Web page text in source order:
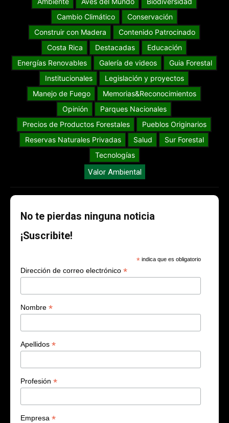
Cambio Climático
Conservación
Construir con Madera
Contenido Patrocinado
Costa Rica
Destacadas
Educación
Energías Renovables
Galería de videos
Guia Forestal
Institucionales
Legislación y proyectos
Manejo de Fuego
Memorias&Reconocimientos
Opinión
Parques Nacionales
Precios de Productos Forestales
Pueblos Originarios
Reservas Naturales Privadas
Salud
Sur Forestal
Tecnologías
Valor Ambiental
No te pierdas ninguna noticia
¡Suscribite!
* indica que es obligatorio
Dirección de correo electrónico *
Nombre *
Apellidos *
Profesión *
Empresa *